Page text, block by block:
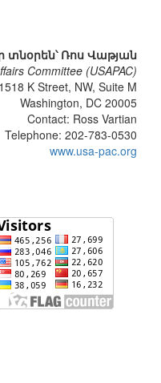
տնօրեն՝ Ռոս Վաթյան
Committee (USAPAC)
1518 K Street, NW, Suite M
Washington, DC 20005
Contact: Ross Vartian
Telephone: 202-783-0530
www.usa-pac.org